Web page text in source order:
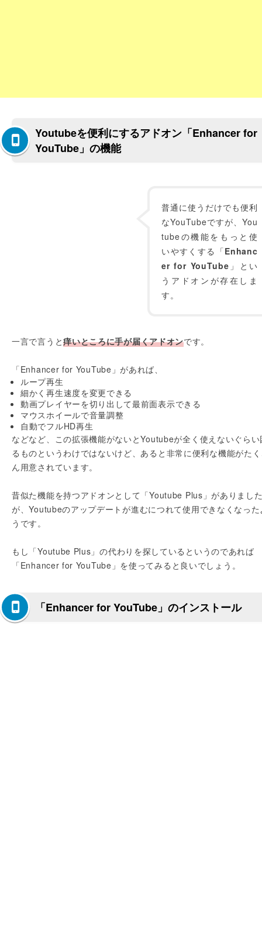
Youtubeを便利にするアドオン「Enhancer for
YouTube」の機能
普通に使うだけでも便利
なYouTubeですが、You
tubeの機能をもっと使
いやすくする「Enhanc
er for YouTube 」とい
うアドオンが存在しま
す。
一言で言うと痒いところに手が届くアドオンです。
「Enhancer for YouTube」があれば、
ループ再生
細かく再生速度を変更できる
動画プレイヤーを切り出して最前面表示できる
マウスホイールで音量調整
自動でフルHD再生
などなど、この拡張機能がないとYoutubeが全く使えないぐらい
るものというわけではないけど、あると非常に便利な機能がた
ん用意されています。
昔似た機能を持つアドオンとして「Youtube Plus」がありまし
が、Youtubeのアップデートが進むにつれて使用できなくなった
うです。
もし「Youtube Plus」の代わりを探しているというのであれば
「Enhancer for YouTube」を使ってみると良いでしょう。
「Enhancer for YouTube」のインストール